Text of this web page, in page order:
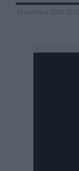
11 czerwca 2025